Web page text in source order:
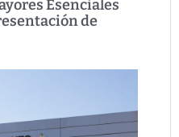
Esenciales
de